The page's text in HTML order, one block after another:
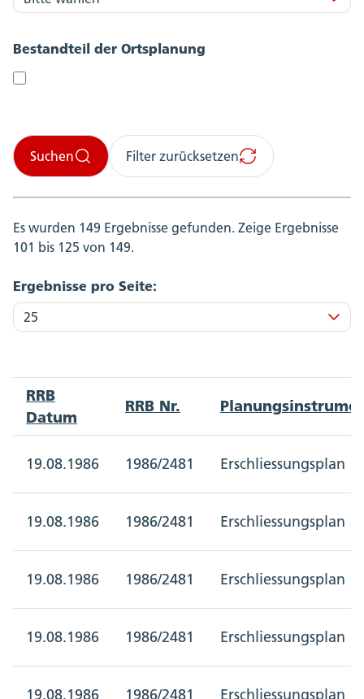
Bestandteil der Ortsplanung
Suchen Filter zurücksetzen
Es wurden 149 Ergebnisse gefunden. Zeige Ergebnisse
101 bis 125 von 149.
Ergebnisse pro Seite:
RRB
Datum
RRB Nr.
19.08.1986 1986/2481 Erschliessungsplan
19.08.1986 1986/2481 Erschliessungsplan
19.08.1986 1986/2481 Erschliessungsplan
19.08.1986 1986/2481 Erschliessungsplan
19.08.1986 1986/2481 Erschliessungsplan